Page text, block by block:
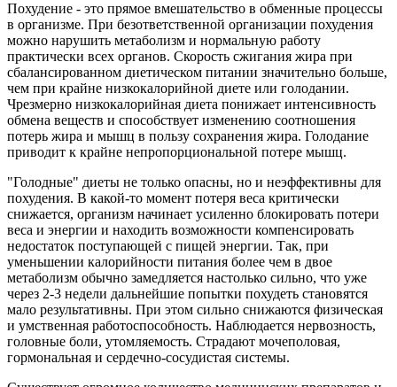
Похудение - это прямое вмешательство в обменные процессы
в организме. При безответственной организации похудения
можно нарушить метаболизм и нормальную работу
практически всех органов. Скорость сжигания жира при
сбалансированном диетическом питании значительно больше,
чем при крайне низкокалорийной диете или голодании.
Чрезмерно низкокалорийная диета понижает интенсивность
обмена веществ и способствует изменению соотношения
потерь жира и мышц в пользу сохранения жира. Голодание
приводит к крайне непропорциональной потере мышц.
"Голодные" диеты не только опасны, но и неэффективны для
похудения. В какой-то момент потеря веса критически
снижается, организм начинает усиленно блокировать потери
веса и энергии и находить возможности компенсировать
недостаток поступающей с пищей энергии. Так, при
уменьшении калорийности питания более чем в двое
метаболизм обычно замедляется настолько сильно, что уже
через 2-3 недели дальнейшие попытки похудеть становятся
мало результативны. При этом сильно снижаются физическая
и умственная работоспособность. Наблюдается нервозность,
головные боли, утомляемость. Страдают мочеполовая,
гормональная и сердечно-сосудистая системы.